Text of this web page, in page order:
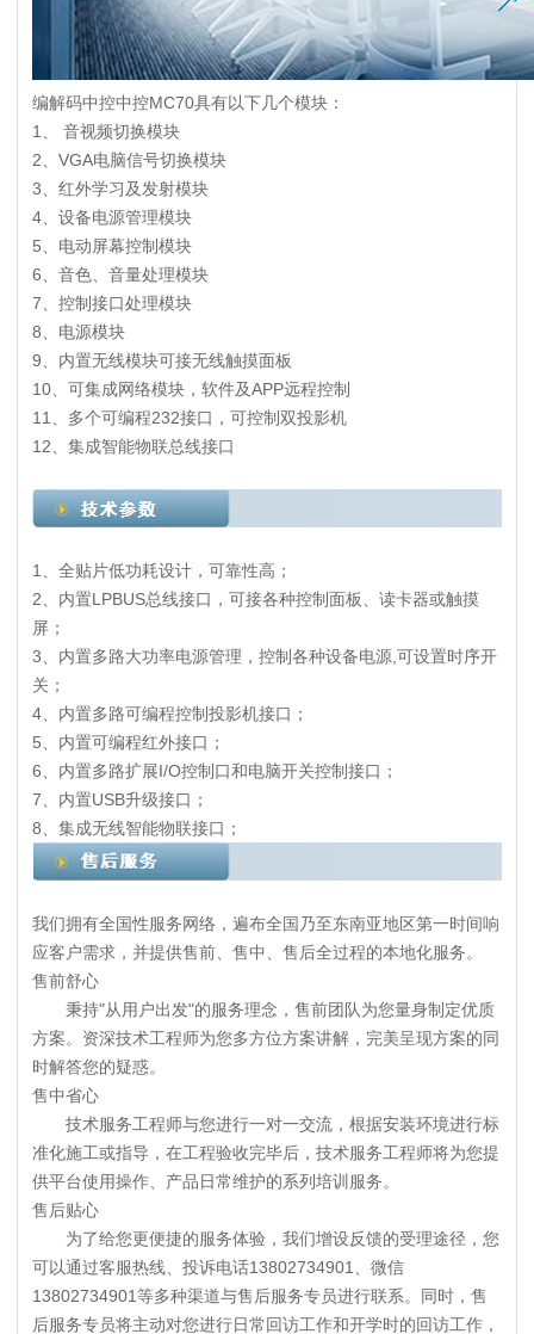
编解码中控中控MC70具有以下几个模块：
1、 音视频切换模块
2、VGA电脑信号切换模块
3、红外学习及发射模块
4、设备电源管理模块
5、电动屏幕控制模块
6、音色、音量处理模块
7、控制接口处理模块
8、电源模块
9、内置无线模块可接无线触摸面板
10、可集成网络模块，软件及APP远程控制
11、多个可编程232接口，可控制双投影机
12、集成智能物联总线接口
1、全贴片低功耗设计，可靠性高；
2、内置LPBUS总线接口，可接各种控制面板、读卡器或触摸
屏；
3、内置多路大功率电源管理，控制各种设备电源,可设置时序开
关；
4、内置多路可编程控制投影机接口；
5、内置可编程红外接口；
6、内置多路扩展I/O控制口和电脑开关控制接口；
7、内置USB升级接口；
8、集成无线智能物联接口；
我们拥有全国性服务网络，遍布全国乃至东南亚地区第一时间响
应客户需求，并提供售前、售中、售后全过程的本地化服务。
售前舒心
秉持"从用户出发"的服务理念，售前团队为您量身制定优质
方案。资深技术工程师为您多方位方案讲解，完美呈现方案的同
时解答您的疑惑。
售中省心
技术服务工程师与您进行一对一交流，根据安装环境进行标
准化施工或指导，在工程验收完毕后，技术服务工程师将为您提
供平台使用操作、产品日常维护的系列培训服务。
售后贴心
为了给您更便捷的服务体验，我们增设反馈的受理途径，您
可以通过客服热线、投诉电话13802734901、微信
13802734901等多种渠道与售后服务专员进行联系。同时，售
后服务专员将主动对您进行日常回访工作和开学时的回访工作，